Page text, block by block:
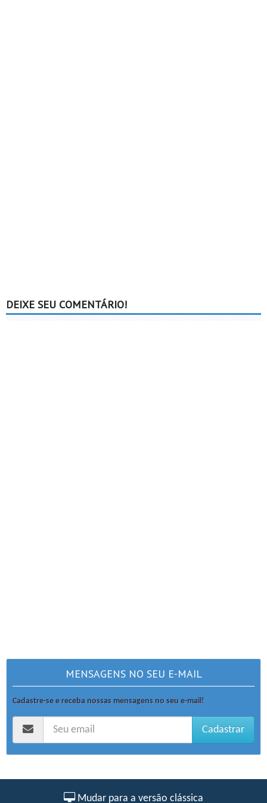
DEIXE SEU COMENTÁRIO!
MENSAGENS NO SEU E-MAIL
Cadastre-se e receba nossas mensagens no seu e-mail!
Cadastrar
Mudar para a versão clássica